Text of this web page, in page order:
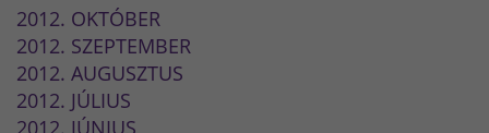
2012. OKTÓBER
2012. SZEPTEMBER
2012. AUGUSZTUS
2012. JÚLIUS
2012. JÚNIUS